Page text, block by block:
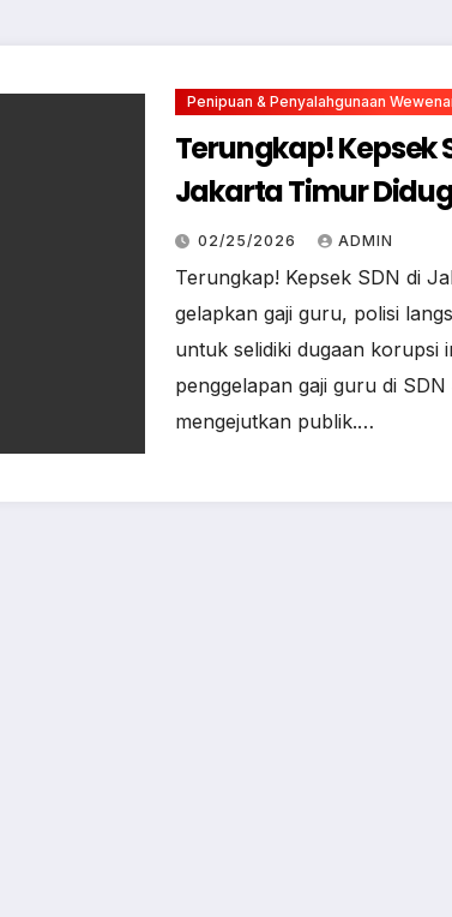
Penipuan & Penyalahgunaan
Terungkap! Kepsek
Jakarta Timur
Gaji Guru, Polisi
02/25/2026 ADMIN
Terungkap! Kepsek SDN di
gelapkan gaji guru, polisi
untuk selidiki dugaan korupsi
penggelapan gaji guru di
mengejutkan publik.…